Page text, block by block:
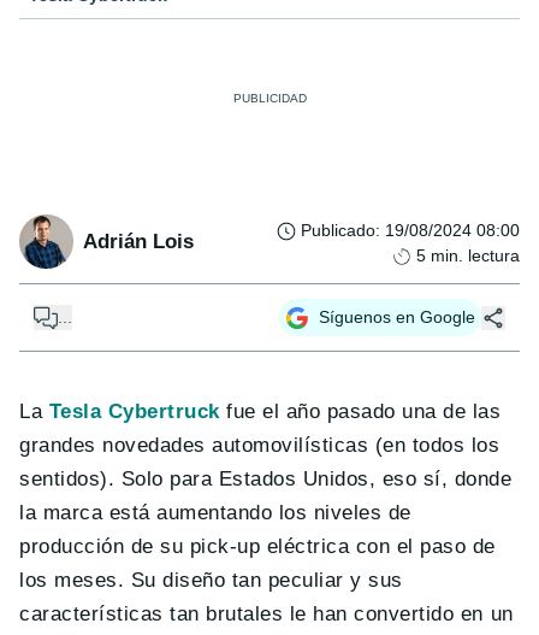
Adrián Lois Publicado: 19/08/2024 08:00
5 min. lectura
... Síguenos en Google
La Tesla Cybertruckfue el año pasado una de las
grandes novedades automovilísticas (en todos los
sentidos). Solo para Estados Unidos, eso sí, donde
la marca está aumentando los niveles de
producción de su pick-up eléctrica con el paso de
los meses. Su diseño tan peculiar y sus
características tan brutales le han convertido en un